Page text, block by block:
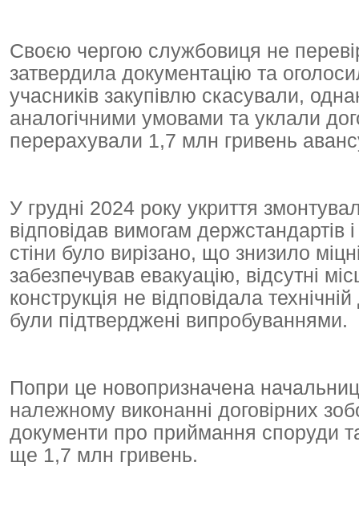
Своєю чергою службовиця не
затвердила документацію та
учасників закупівлю скасували,
аналогічними умовами та уклали
перерахували 1,7 млн гривень
У грудні 2024 року укриття
відповідав вимогам держстандартів
стіни було вирізано, що знизило
забезпечував евакуацію, відсутні
конструкція не відповідала
були підтверджені випробуваннями.
Попри це новопризначена
належному виконанні договірних
документи про приймання споруди
ще 1,7 млн гривень.